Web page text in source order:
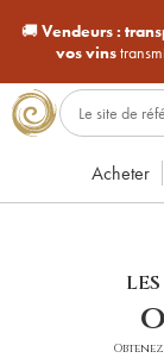
🚚Vendeurs :
vos vins
Acheter